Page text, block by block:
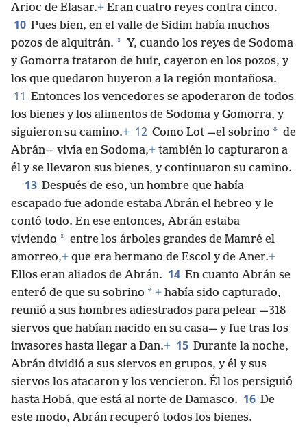
Arioc de Elasar.+ Eran cuatro reyes contra cinco.
10 Pues bien, en el valle de Sidim había muchos
pozos de alquitrán. * Y, cuando los reyes de Sodoma
y Gomorra trataron de huir, cayeron en los pozos, y
los que quedaron huyeron a la región montañosa.
11 Entonces los vencedores se apoderaron de todos
los bienes y los alimentos de Sodoma y Gomorra, y
siguieron su camino.+ 12 Como Lot —el sobrino * de
Abrán— vivía en Sodoma,+ también lo capturaron a
él y se llevaron sus bienes, y continuaron su camino.
13 Después de eso, un hombre que había
escapado fue adonde estaba Abrán el hebreo y le
contó todo. En ese entonces, Abrán estaba
viviendo * entre los árboles grandes de Mamré el
amorreo,+ que era hermano de Escol y de Aner.+
Ellos eran aliados de Abrán. 14 En cuanto Abrán se
enteró de que su sobrino * + había sido capturado,
reunió a sus hombres adiestrados para pelear —318
siervos que habían nacido en su casa— y fue tras los
invasores hasta llegar a Dan.+ 15 Durante la noche,
Abrán dividió a sus siervos en grupos, y él y sus
siervos los atacaron y los vencieron. Él los persiguió
hasta Hobá, que está al norte de Damasco. 16 De
este modo, Abrán recuperó todos los bienes.